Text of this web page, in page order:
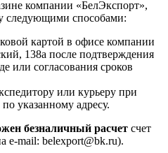
компании «БелЭкспорт»,
следующими способами:
картой в офисе компании
138а после подтверждения
или согласования сроков
или курьеру при
указанному адресу.
безналичный расчет счет
e-mail: belexport@bk.ru).